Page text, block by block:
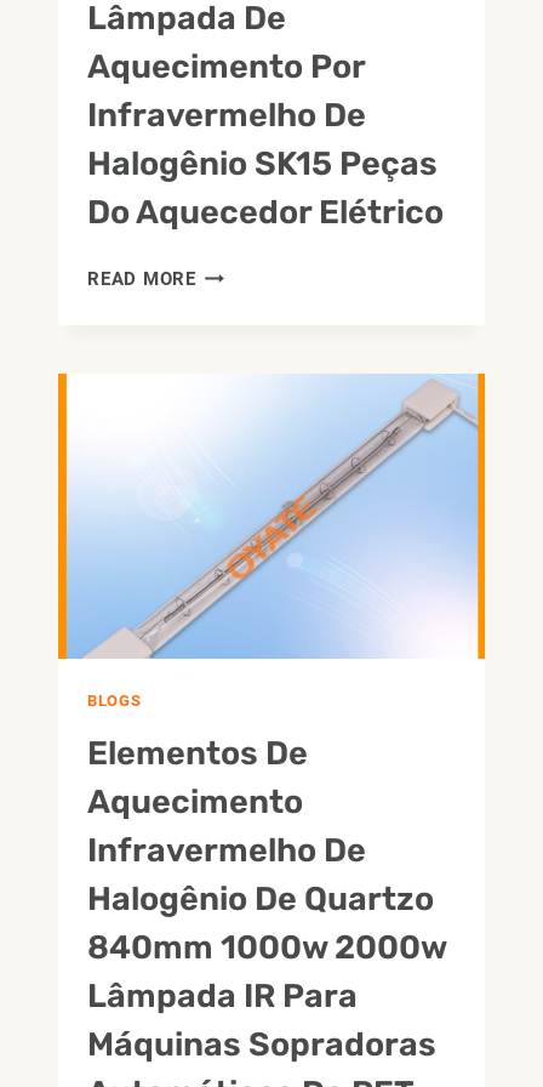
Lâmpada De
Aquecimento Por
Infravermelho De
Halogênio SK15 Peças
Do Aquecedor Elétrico
READ MORE1000
INFRAVERMELHO
HALOGÊNIO
SK15
PEÇAS
DO
BLOGS
Elementos De
Aquecimento
Infravermelho De
Halogênio De Quartzo
840mm 1000w 2000w
Lâmpada IR Para
Máquinas Sopradoras